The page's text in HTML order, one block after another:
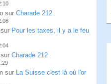
sur Charade 212
Pour les taxes, il y a le feu
Charade 212
sur La Suisse c'est là où l'or